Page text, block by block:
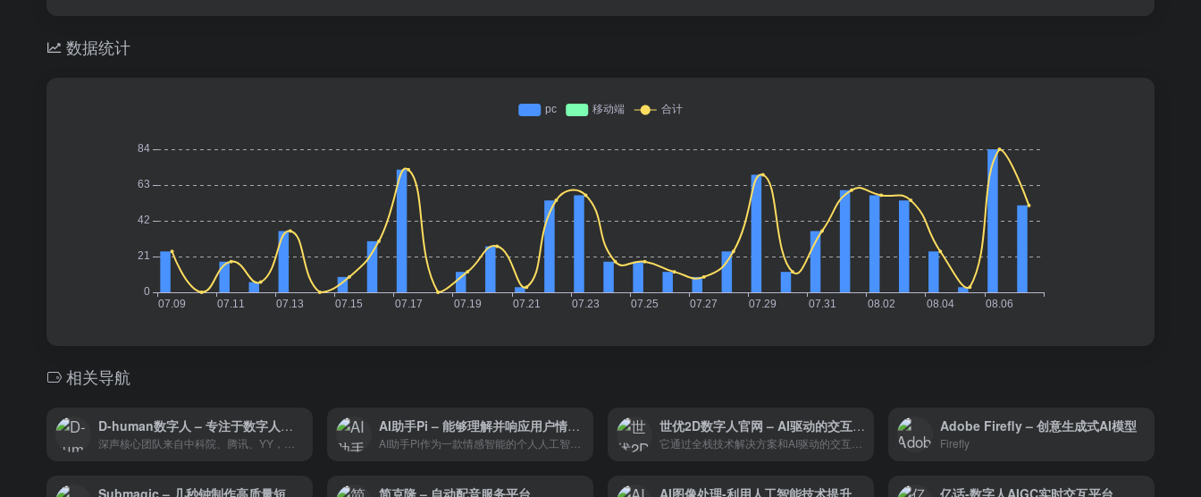
数据统计
相关导航
D-human数字人 – 专注于数字人与智能语音 AI助手Pi – 能够理解并响应用户情感的人工智能 世优2D数字人官网 – AI驱动的交互式数字人 Adobe Firefly – 创意生成式AI模型
Firefly